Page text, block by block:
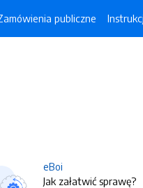
publiczne
eBoi
Jak załatwić sprawę?